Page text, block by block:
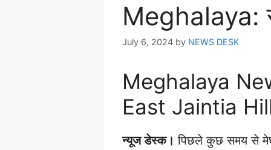
Meghalaya:
July 6, 2024 by NEWS DESK
Meghalaya
East Jaintia
न्यूज डेस्क। पिछले कुछ समय से